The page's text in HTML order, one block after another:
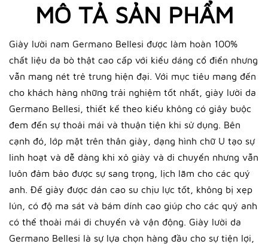
MÔ TẢ SẢN PHẨM
Giày lười nam Germano Bellesi được làm hoàn 100%
chất liệu da bò thật cao cấp với kiểu dáng cổ điển nhưng
vẫn mang nét trẻ trung hiện đại. Với mục tiêu mang đến
cho khách hàng những trải nghiệm tốt nhất, giày lười da
Germano Bellesi, thiết kế theo kiểu không có giây buộc
đem đến sự thoải mái và thuận tiện khi sử dụng. Bên
cạnh đó, lớp mặt trên thân giày, dạng hình chữ U tạo sự
linh hoạt và dễ dàng khi xỏ giày và di chuyển nhưng vẫn
luôn đảm bảo được sự sang trọng, lịch lãm cho các quý
anh. Đế giày được dán cao su chịu lực tốt, không bị xẹp
lún, có độ ma sát và bám dính cao giúp cho các quý anh
có thể thoài mái di chuyển và vận động. Giày lười da
Germano Bellesi là sự lựa chọn hàng đầu cho sự tiện lợi,